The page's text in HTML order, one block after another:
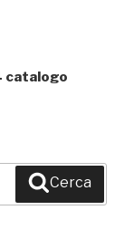
catalogo
Cerca